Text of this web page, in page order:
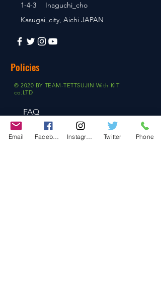
1-4-3 Inaguchi_cho
Kasugai_city, Aichi JAPAN
Policies
© 2020 BY TEAM-TETTSUJIN With KIT
co.LTD
FAQ
Store Policy
Email Twitter Phone